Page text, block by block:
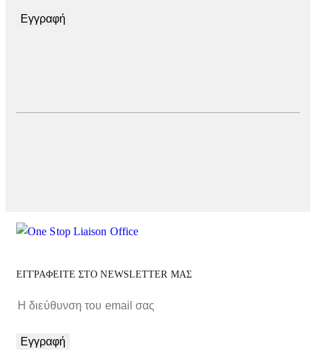
Εγγραφή
ΕΓΓΡΑΦΕΙΤΕ ΣΤΟ NEWSLETTER ΜΑΣ
Εγγραφή